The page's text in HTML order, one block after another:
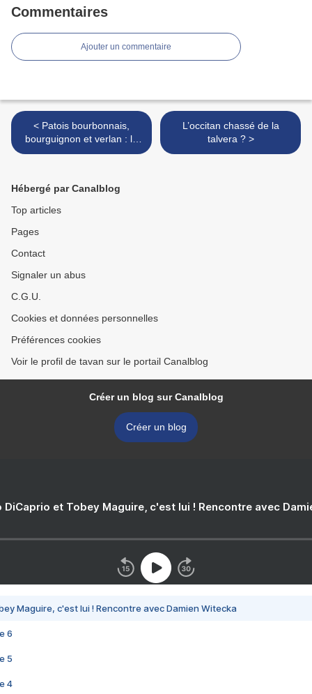
Commentaires
Ajouter un commentaire
< Patois bourbonnais,
bourguignon et verlan : le
traitement des langues
L’occitan chassé de la
talvera ? >
Hébergé par Canalblog
Top articles
Pages
Contact
Signaler un abus
C.G.U.
Cookies et données personnelles
Préférences cookies
Voir le profil de tavan sur le portail Canalblog
Créer un blog sur Canalblog
Créer un blog
DiCaprio et Tobey Maguire, c'est lui ! Rencontre avec
Maguire, c'est lui ! Rencontre avec Damien Witecka
6
5
4